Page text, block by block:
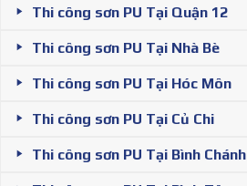
Thi công sơn PU Tại Quận 12
Thi công sơn PU Tại Nhà Bè
Thi công sơn PU Tại Hóc Môn
Thi công sơn PU Tại Củ Chi
Thi công sơn PU Tại Bình Chánh